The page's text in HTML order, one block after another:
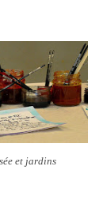
et jardins